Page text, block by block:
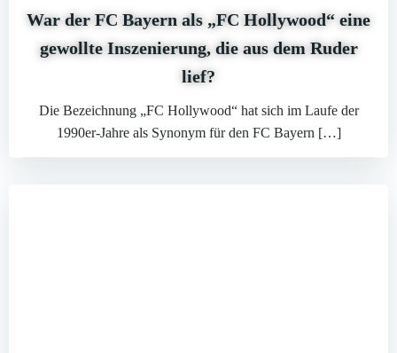
War der FC Bayern als „FC Hollywood“ eine
gewollte Inszenierung, die aus dem Ruder
lief?
Die Bezeichnung „FC Hollywood“ hat sich im Laufe der
1990er-Jahre als Synonym für den FC Bayern […]